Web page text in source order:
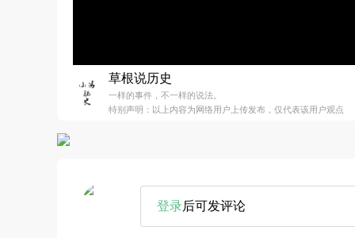
草根说历史
一样的事件，不一样的说法。
特别声明：以上内容为网络用户上传发布，仅代表该用户观点
登录后可发评论